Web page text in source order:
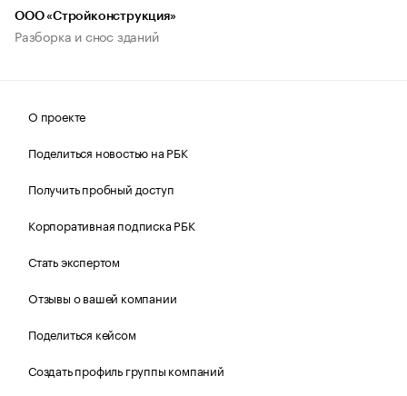
ООО «Стройконструкция»
Разборка и снос зданий
О проекте
Поделиться новостью на РБК
Получить пробный доступ
Корпоративная подписка РБК
Стать экспертом
Отзывы о вашей компании
Поделиться кейсом
Создать профиль группы компаний